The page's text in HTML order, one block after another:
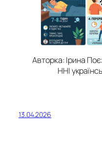
Авторка: Ірина
ННІ
13.04.2026